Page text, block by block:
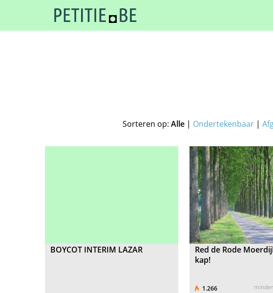
Sorteren op: Alle| Ondertekenbaar|
BOYCOT INTERIM LAZAR
Red de Rode
kap!
1.266